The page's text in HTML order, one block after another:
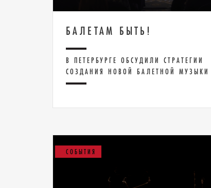
БАЛЕТАМ БЫТЬ!
В ПЕТЕРБУРГЕ ОБСУДИЛИ СТРАТЕГИИ
СОЗДАНИЯ НОВОЙ БАЛЕТНОЙ МУЗЫКИ
СОБЫТИЯ